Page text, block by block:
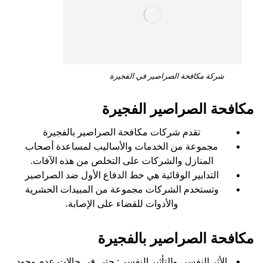
شركة مكافحة الصراصير في الفجيرة
مكافحة الصراصير الفجيرة
تقدم شركات مكافحة الصراصير بالفجيرة
مجموعة من الخدمات والأساليب لمساعدة أصحاب
المنازل والشركات على التخلص من هذه الآفات.
التدابير الوقائية هي خط الدفاع الأول ضد الصراصير
وتستخدم الشركات مجموعة من المبيدات الحشرية
والأدوات للقضاء على الإصابة.
مكافحة الصراصير بالفجيرة